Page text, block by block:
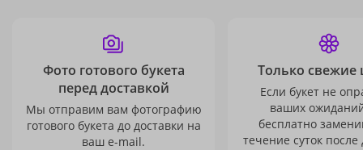
Фото готового букета
перед доставкой
Мы отправим вам фотографию
готового букета до доставки на
ваш e-mail.
Только свежие
Если букет не
ваших
бесплатно
течение суток после